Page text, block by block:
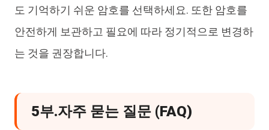
도 기억하기 쉬운 암호를 선택하세요. 또한 암호를
안전하게 보관하고 필요에 따라 정기적으로 변경하
는 것을 권장합니다.
5부.자주 묻는 질문 (FAQ)